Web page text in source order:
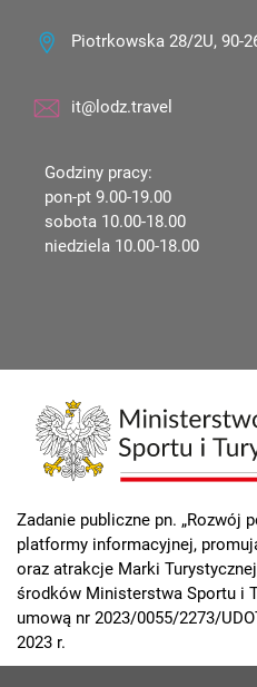
Piotrkowska 28/2U, 90-
it@lodz.travel
Godziny pracy:
pon-pt 9.00-19.00
sobota 10.00-18.00
niedziela 10.00-18.00
Zadanie publiczne pn. „Rozwój
platformy informacyjnej,
oraz atrakcje Marki
środków Ministerstwa Sportu i
umową nr 2023/0055/2273/
2023 r.